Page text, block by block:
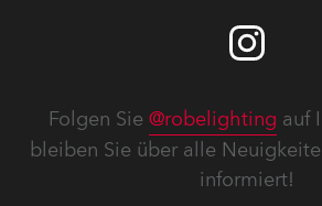
Folgen Sie @robelighting auf
bleiben Sie über alle
informiert!